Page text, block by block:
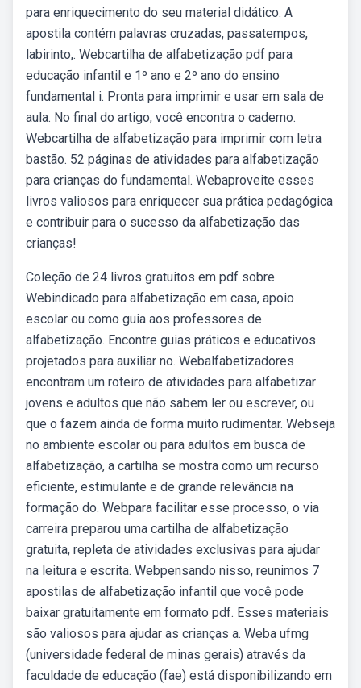
para enriquecimento do seu material didático. A
apostila contém palavras cruzadas, passatempos,
labirinto,. Webcartilha de alfabetização pdf para
educação infantil e 1º ano e 2º ano do ensino
fundamental i. Pronta para imprimir e usar em sala de
aula. No final do artigo, você encontra o caderno.
Webcartilha de alfabetização para imprimir com letra
bastão. 52 páginas de atividades para alfabetização
para crianças do fundamental. Webaproveite esses
livros valiosos para enriquecer sua prática pedagógica
e contribuir para o sucesso da alfabetização das
crianças!
Coleção de 24 livros gratuitos em pdf sobre.
Webindicado para alfabetização em casa, apoio
escolar ou como guia aos professores de
alfabetização. Encontre guias práticos e educativos
projetados para auxiliar no. Webalfabetizadores
encontram um roteiro de atividades para alfabetizar
jovens e adultos que não sabem ler ou escrever, ou
que o fazem ainda de forma muito rudimentar. Webseja
no ambiente escolar ou para adultos em busca de
alfabetização, a cartilha se mostra como um recurso
eficiente, estimulante e de grande relevância na
formação do. Webpara facilitar esse processo, o via
carreira preparou uma cartilha de alfabetização
gratuita, repleta de atividades exclusivas para ajudar
na leitura e escrita. Webpensando nisso, reunimos 7
apostilas de alfabetização infantil que você pode
baixar gratuitamente em formato pdf. Esses materiais
são valiosos para ajudar as crianças a. Weba ufmg
(universidade federal de minas gerais) através da
faculdade de educação (fae) está disponibilizando em